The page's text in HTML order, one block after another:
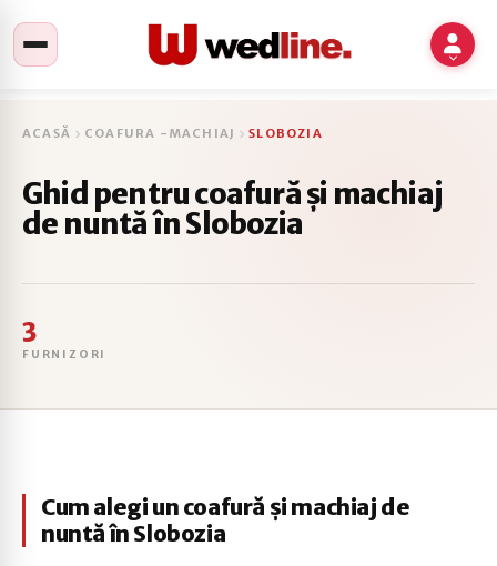
ACASĂ COAFURA -MACHIAJ SLOBOZIA
Ghid pentru coafură și machiaj
de nuntă în Slobozia
3
FURNIZORI
Cum alegi un coafură și machiaj de
nuntă în Slobozia